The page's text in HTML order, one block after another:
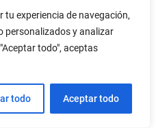
tu experiencia de navegación,
personalizados y analizar
todo", aceptas
todo Aceptar todo
El domingo 17, de
Cultural 25 de Mayo
sin costo hasta
la sala. Las entradas
por la boletería.